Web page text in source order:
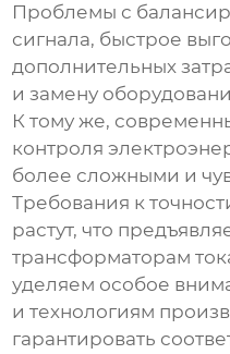
Проблемы с
сигнала, быстрое
дополнительных
и замену
К тому же,
контроля
более сложными и
Требования к
растут, что
трансформаторам
уделяем особое
и технологиям
гарантировать